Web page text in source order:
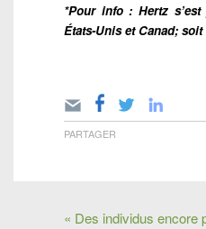
*Pour info : Hertz
États-Unis et Canad;
PARTAGER
« Des individus encore